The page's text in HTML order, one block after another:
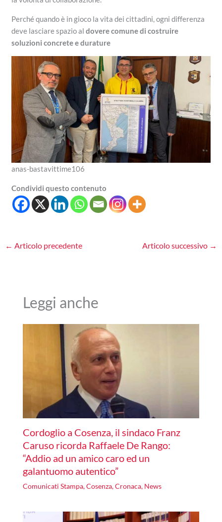
Perché quando è in gioco la vita dei cittadini, ogni differenza
deve lasciare spazio aldovere comune di costruire
soluzioni concrete e durature
anas-bastavittime106
Condividi questo contenuto
← Articolo precedente Articolo successivo →
Leggi anche
Cordoglio a Cosenza, il sindaco Franz
Caruso ricorda Raffaele De Rango:
“Addio ad un amico caro ed un
galantuomo autentico”
Comunicati Stampa,Cosenza,Cronaca, News